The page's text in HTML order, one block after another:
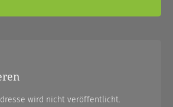
wird nicht veröffentlicht.